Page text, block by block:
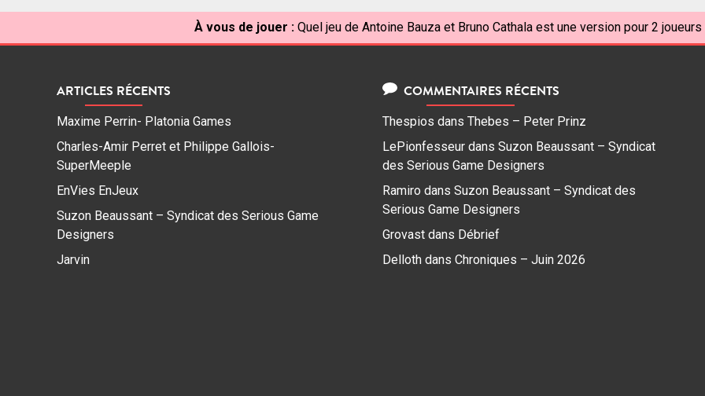
À vous de jouer : Quel jeu de Antoine Bauza et Bruno Cathala est une version pour 2
ARTICLES RÉCENTS
Maxime Perrin- Platonia Games
Charles-Amir Perret et Philippe Gallois-
SuperMeeple
EnVies EnJeux
Suzon Beaussant – Syndicat des Serious Game
Designers
Jarvin
COMMENTAIRES RÉCENTS
Thespios dans Thebes – Peter Prinz
LePionfesseur dans Suzon Beaussant – Syndicat
des Serious Game Designers
Ramiro dans Suzon Beaussant – Syndicat des
Serious Game Designers
Grovast dans Débrief
Delloth dans Chroniques – Juin 2026